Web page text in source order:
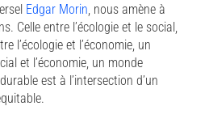
Edgar Morin, nous amène à
Celle entre l’écologie et le social,
l’écologie et l’économie, un
et l’économie, un monde
est à l’intersection d’un